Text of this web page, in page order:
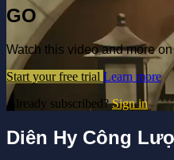
GO
Watch this video and more
Start your free trial Learn more
Already subscribed?Sign in
Diên Hy Công